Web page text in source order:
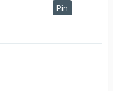
Pin